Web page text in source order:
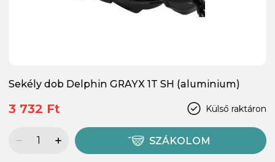
Sekély dob Delphin GRAYX 1T SH (aluminium)
Külső raktáron
3 732 Ft
SZÁKOLOM